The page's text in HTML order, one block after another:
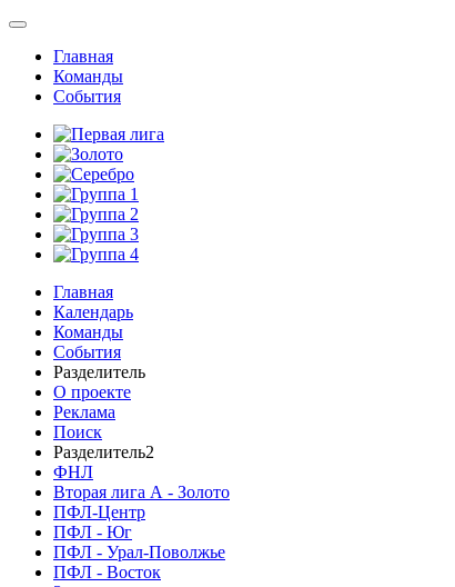
Главная
Команды
События
Главная
Календарь
Команды
События
Разделитель
О проекте
Реклама
Поиск
Разделитель2
ФНЛ
Вторая лига А - Золото
ПФЛ-Центр
ПФЛ - Юг
ПФЛ - Урал-Поволжье
ПФЛ - Восток